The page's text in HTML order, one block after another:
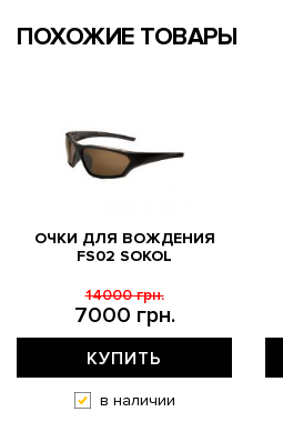
ПОХОЖИЕ ТОВАРЫ
ОЧКИ ДЛЯ ВОЖДЕНИЯ
FS02 SOKOL
7000 грн.
14000 грн.
КУПИТЬ
в наличии